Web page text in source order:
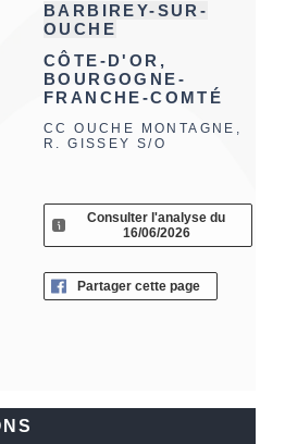
BARBIREY-SUR-
OUCHE
CÔTE-D'OR,
BOURGOGNE-
FRANCHE-COMTÉ
CC OUCHE MONTAGNE,
R. GISSEY S/O
Consulter l'analyse du
16/06/2026
Partager cette page